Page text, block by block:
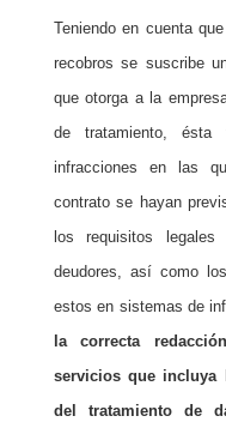
Teniendo en cuenta
recobros se suscribe
que otorga a la
de tratamiento, ésta
infracciones en las
contrato se hayan
los requisitos
deudores, así como
estos en sistemas de
la correcta
servicios que incluya
del tratamiento de